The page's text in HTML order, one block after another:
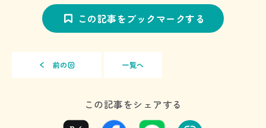
この記事をブックマークする
前の回 一覧へ
この記事をシェアする